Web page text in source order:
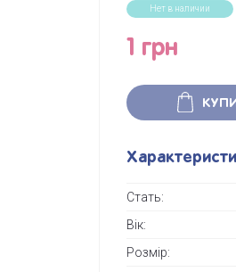
Нет в наличии
1 грн
Стать:
Вік:
Розмір: